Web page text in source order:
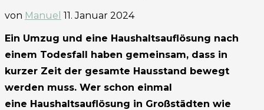
von Manuel 11. Januar 2024
Ein Umzug und eine Haushaltsauflösung nach
einem Todesfall haben gemeinsam, dass in
kurzer Zeit der gesamte Hausstand bewegt
werden muss. Wer schon einmal
eine Haushaltsauflösung in Großstädten wie